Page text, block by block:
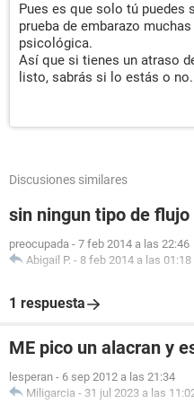
Pues es que solo tú puedes
prueba de embarazo
psicológica.
Así que si tienes un atraso
listo, sabrás si lo estás o no.
Discusiones similares
sin ningun tipo de flujo
preocupada - 7 feb 2014 a las 22:46
Abigail P. - 8 feb 2014 a las 01:18
1 respuesta
ME pico un alacran y
lesperan - 6 sep 2012 a las 21:34
Miligarcia - 31 jul 2023 a las